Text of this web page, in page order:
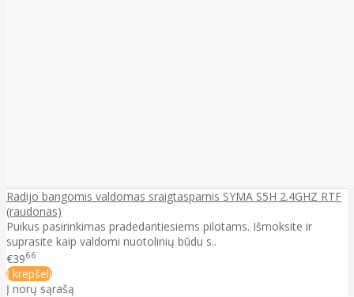
Radijo bangomis valdomas sraigtasparnis SYMA S5H 2.4GHZ RTF
(raudonas)
Puikus pasirinkimas pradedantiesiems pilotams. Išmoksite ir
suprasite kaip valdomi nuotolinių būdu s..
€3966
Į krepšelį
Į norų sąrašą